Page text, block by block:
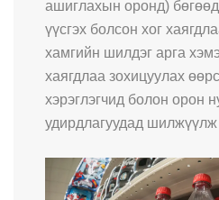
ашиглахын оронд)
үүсгэх болсон хог
хамгийн шилдэг арга
хаягдлаа зохицуулах
хэрэглэгчид болон орон
удирдлагуудад шилжүүлж